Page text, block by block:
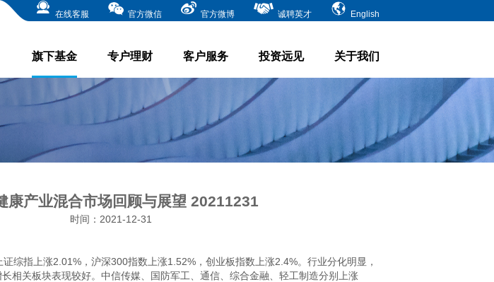
在线客服 官方微信 官方微博 诚聘英才 English
旗下基金 专户理财 客户服务 投资远见 关于我们
康产业混合市场回顾与展望 20211231
时间：2021-12-31
综指上涨2.01%，沪深300指数上涨1.52%，创业板指数上涨2.4%。行业分化明显，
相关板块表现较好。中信传媒、国防军工、通信、综合金融、轻工制造分别上涨